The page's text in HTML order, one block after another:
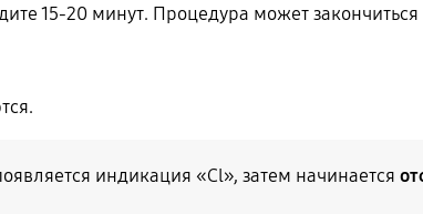
15-20 минут. Процедура может закончиться
индикация «Cl», затем начинается